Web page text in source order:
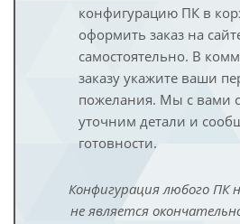
конфигурацию ПК в
оформить заказ на
самостоятельно. В
заказу укажите ваши
пожелания. Мы с вами
уточним детали и
готовности.
Конфигурация любого ПК
не является